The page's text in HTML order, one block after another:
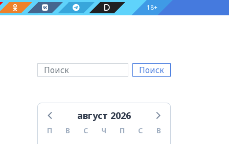
18+
Поиск
август 2026
П В С Ч П С
В